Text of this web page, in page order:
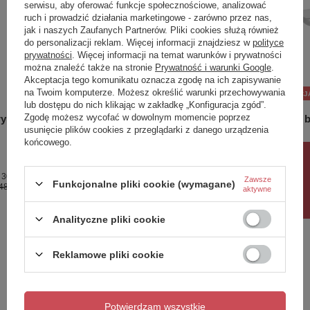
dni
zł
0%
PROMOCJA
APURE bateria prysznicowa, chrom
połysk
przed wprowadzeniem obniżki:450,00 zł -14%
APURE
połysk
Najniższa
przed
Potrzebujesz pomocy? Masz pytania?
Zadaj pytanie a my odpowiemy niezwłocznie,
dla innych.
serwisu, aby oferować funkcje społecznościowe, analizować
ruch i prowadzić działania marketingowe - zarówno przez nas,
jak i naszych Zaufanych Partnerów. Pliki cookies służą również
do personalizacji reklam. Więcej informacji znajdziesz w polityce
prywatności . Więcej informacji na temat warunków i prywatności
można znaleźć także na stronie Prywatność i warunki Google
Akceptacja tego komunikatu oznacza zgodę na ich zapisywanie
na Twoim komputerze. Możesz określić warunki przechowywania
lub dostępu do nich klikając w zakładkę „Konfiguracja zgód”.
Zgodę możesz wycofać w dowolnym momencie poprzez
usunięcie plików cookies z przeglądarki z danego urządzenia
końcowego.
Funkcjonalne pliki cookie (wymagane)
Zawsze
aktywne
Analityczne pliki cookie
Reklamowe pliki cookie
Potwierdzam wszystkie